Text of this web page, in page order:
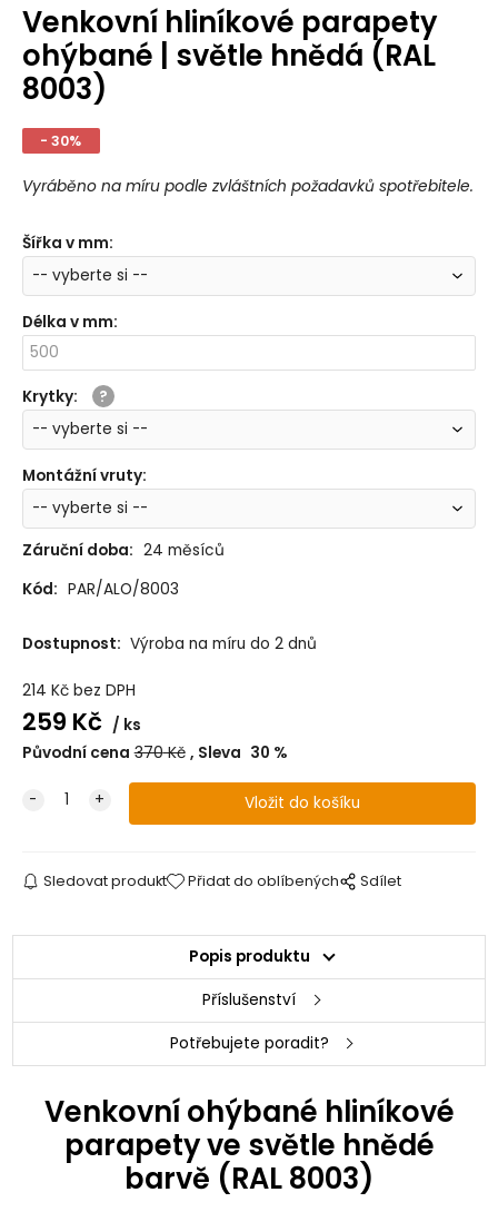
Venkovní hliníkové parapety
ohýbané | světle hnědá (RAL
8003)
- 30%
Vyráběno na míru podle zvláštních požadavků spotřebitele.
Šířka v mm:
Délka v mm:
Krytky:
Montážní vruty:
Záruční doba: 24 měsíců
Kód: PAR/ALO/8003
Dostupnost: Výroba na míru do 2 dnů
214 Kč bez DPH
259 Kč
ks
Původní cena 370Kč Sleva 30 %
Sledovat produkt Přidat do oblíbených Sdílet
Popis produktu
Příslušenství
Potřebujete poradit?
Venkovní ohýbané hliníkové
parapety ve světle hnědé
barvě (RAL 8003)